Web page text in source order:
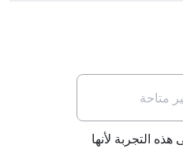
متاحة
التجربة لأنها